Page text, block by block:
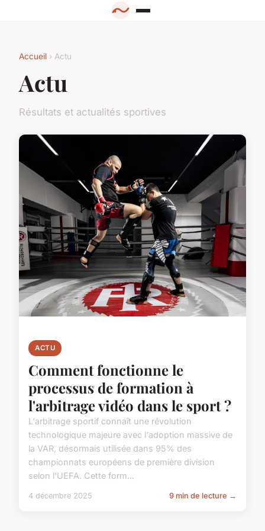
Accueil › Actu
Actu
Résultats et actualités sportives
ACTU
Comment fonctionne le
processus de formation à
l'arbitrage vidéo dans le sport ?
L'arbitrage sportif connaît une révolution
technologique majeure avec l'adoption massive de
la VAR, désormais utilisée dans 95% des
championnats européens de première division
selon l'UEFA. Cette form...
4 décembre 2025 9 min de lecture →